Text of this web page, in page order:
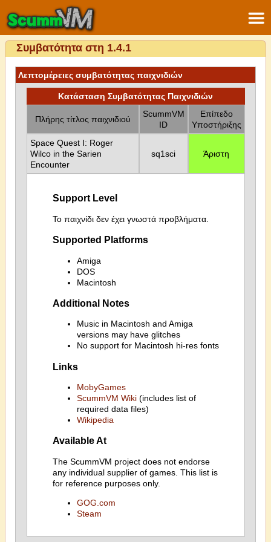
Συμβατότητα στη 1.4.1
Λεπτομέρειες συμβατότητας παιχνιδιών
Κατάσταση Συμβατότητας Παιχνιδιών
Πλήρης τίτλος παιχνιδιού
ScummVM
ID
Επίπεδο
Υποστήριξης
Space Quest I: Roger
Wilco in the Sarien
Encounter
sq1sci Άριστη
Support Level
Το παιχνίδι δεν έχει γνωστά προβλήματα.
Supported Platforms
Amiga
DOS
Macintosh
Additional Notes
Music in Macintosh and Amiga
versions may have glitches
No support for Macintosh hi-res fonts
Links
MobyGames
ScummVM Wiki(includes list of
required data files)
Wikipedia
Available At
The ScummVM project does not endorse
any individual supplier of games. This list is
for reference purposes only.
GOG.com
Steam